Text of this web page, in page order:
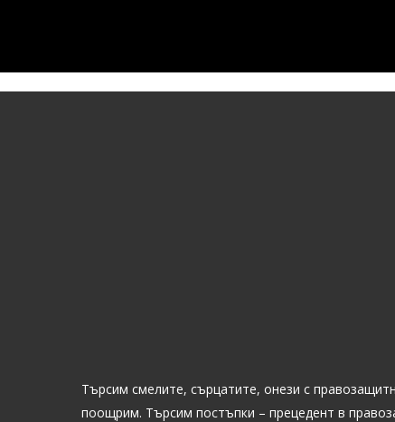
Търсим смелите, сърцатите, онези с
поощрим. Търсим постъпки – прецедент в